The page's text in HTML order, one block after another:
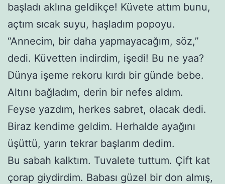
başladı aklına geldikçe! Küvete attım bunu,
açtım sıcak suyu, haşladım popoyu.
“Annecim, bir daha yapmayacağım, söz,”
dedi. Küvetten indirdim, işedi! Bu ne yaa?
Dünya işeme rekoru kırdı bir günde bebe.
Altını bağladım, derin bir nefes aldım.
Feyse yazdım, herkes sabret, olacak dedi.
Biraz kendime geldim. Herhalde ayağını
üşüttü, yarın tekrar başlarım dedim.
Bu sabah kalktım. Tuvalete tuttum. Çift kat
çorap giydirdim. Babası güzel bir don almış,